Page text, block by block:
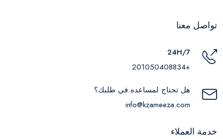
تواصل معنا
24H/7
+201050408834
هل تحتاج لمساعده في طلبك؟
info@kzameeza.com
خدمة العملاء